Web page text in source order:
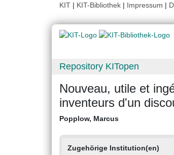
KIT | KIT-Bibliothek | Impressum |
Repository KITopen
Nouveau, utile et
inventeurs d'un
Popplow, Marcus
Zugehörige Institution(en)